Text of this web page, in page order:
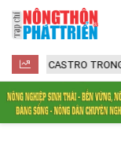
TRONG TRÁI TIM